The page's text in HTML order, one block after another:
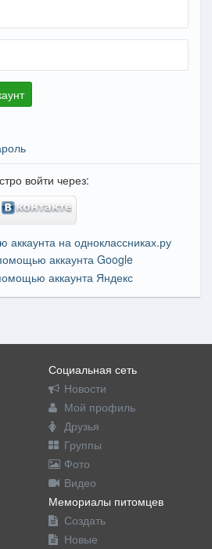
войти через:
Социальная сеть
Новости
Мой профиль
Друзья
Группы
Фото
Видео
Мемориалы питомцев
Создать
Новые